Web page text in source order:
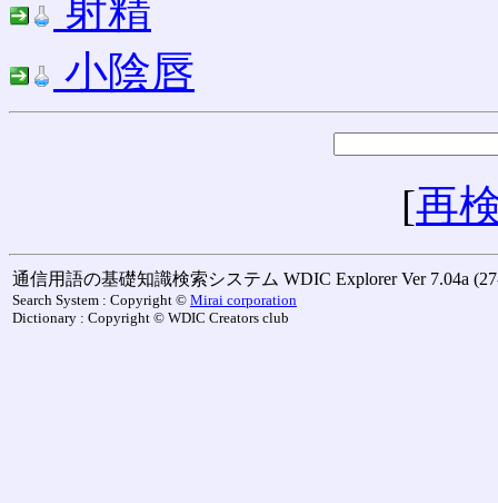
射精
小陰唇
[再
通信用語の基礎知識検索システム WDIC Explorer Ver 7.04a
Search System : Copyright © Mirai corporation
Dictionary : Copyright © WDIC Creators club